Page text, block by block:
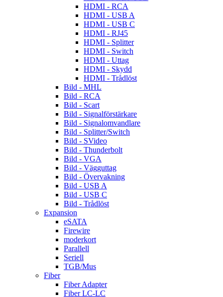
HDMI - RCA
HDMI - USB A
HDMI - USB C
HDMI - RJ45
HDMI - Splitter
HDMI - Switch
HDMI - Uttag
HDMI - Skydd
HDMI - Trådlöst
Bild - MHL
Bild - RCA
Bild - Scart
Bild - Signalförstärkare
Bild - Signalomvandlare
Bild - Splitter/Switch
Bild - SVideo
Bild - Thunderbolt
Bild - VGA
Bild - Vägguttag
Bild - Övervakning
Bild - USB A
Bild - USB C
Bild - Trådlöst
Expansion
eSATA
Firewire
moderkort
Parallell
Seriell
TGB/Mus
Fiber
Fiber Adapter
Fiber LC-LC